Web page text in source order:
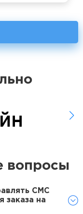
вопросы
СМС
заказа на